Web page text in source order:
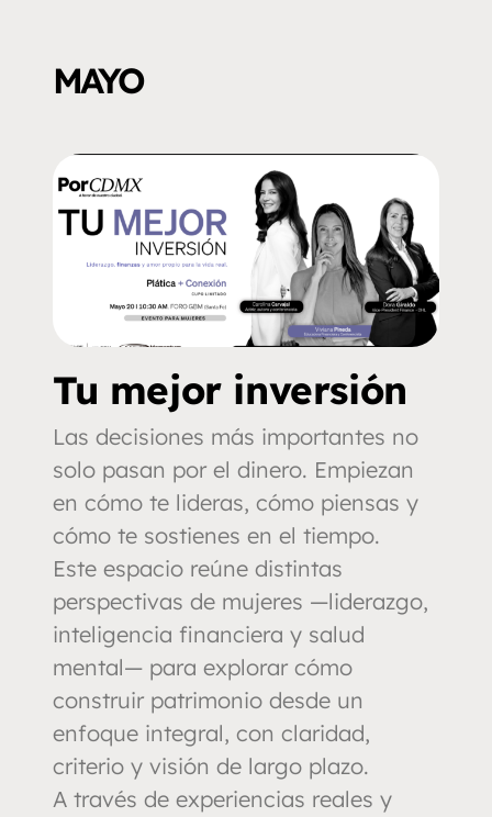
MAYO
Tu mejor inversión
Las decisiones más importantes no
solo pasan por el dinero. Empiezan
en cómo te lideras, cómo piensas y
cómo te sostienes en el tiempo.
​Este espacio reúne distintas
perspectivas de mujeres —liderazgo,
inteligencia financiera y salud
mental— para explorar cómo
construir patrimonio desde un
enfoque integral, con claridad,
criterio y visión de largo plazo.
​A través de experiencias reales y